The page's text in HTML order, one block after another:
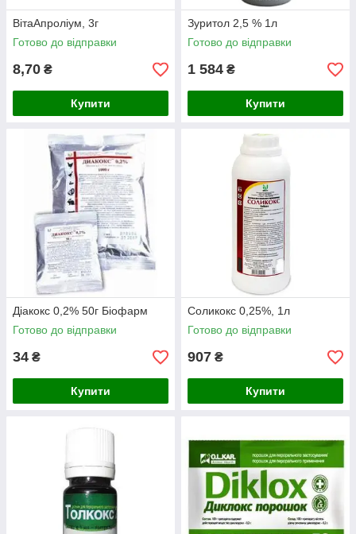
ВітаАпроліум, 3г
Готово до відправки
8,70 ₴
Купити
Зуритол 2,5 % 1л
Готово до відправки
1 584 ₴
Купити
Діакокс 0,2% 50г Біофарм
Готово до відправки
34 ₴
Купити
Соликокс 0,25%, 1л
Готово до відправки
907 ₴
Купити